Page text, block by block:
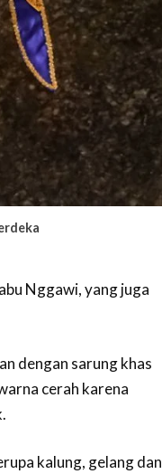
Nggawi, yang juga
dengan sarung khas
cerah karena
kalung, gelang dan